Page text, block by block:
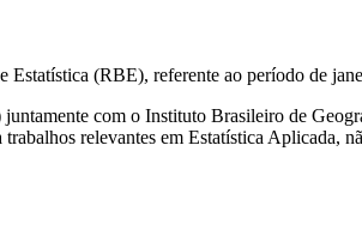
(RBE), referente ao período de
com o Instituto Brasileiro de
relevantes em Estatística Aplicada,